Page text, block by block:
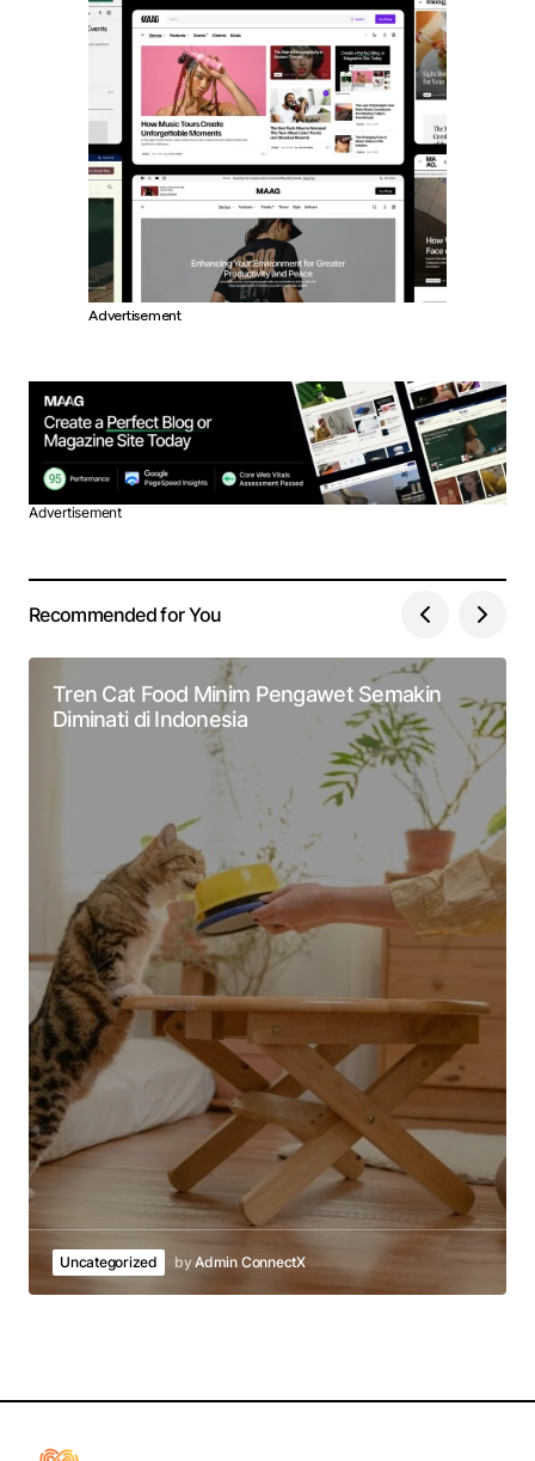
Advertisement
Advertisement
Recommended for You
Tren Cat Food Minim Pengawet Semakin
Diminati di Indonesia
Uncategorized by Admin ConnectX